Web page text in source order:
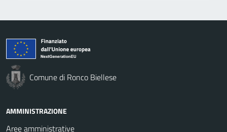
Comune di Ronco Biellese
AMMINISTRAZIONE
Aree amministrative